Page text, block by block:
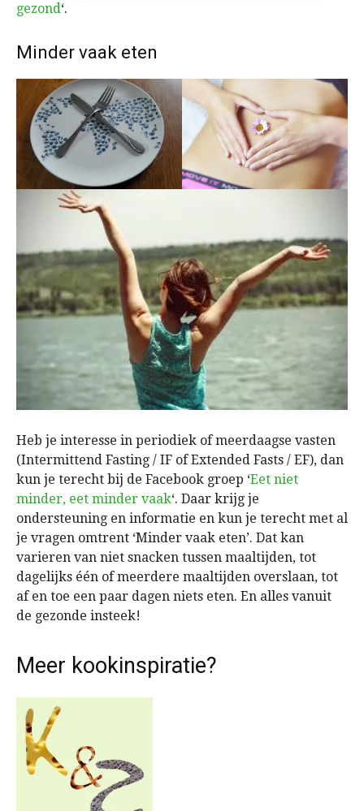
gezond‘.
Minder vaak eten
Heb je interesse in periodiek of meerdaagse vasten
(Intermittend Fasting / IF of Extended Fasts / EF), dan
kun je terecht bij de Facebook groep ‘Eet niet
minder, eet minder vaak‘. Daar krijg je
ondersteuning en informatie en kun je terecht met al
je vragen omtrent ‘Minder vaak eten’. Dat kan
varieren van niet snacken tussen maaltijden, tot
dagelijks één of meerdere maaltijden overslaan, tot
af en toe een paar dagen niets eten. En alles vanuit
de gezonde insteek!
Meer kookinspiratie?